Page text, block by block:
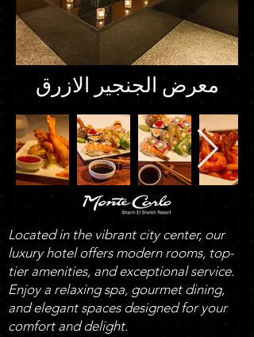
معرض الجنجير الازرق
Located in the vibrant city center, our
luxury hotel offers modern rooms, top-
tier amenities, and exceptional service.
Enjoy a relaxing spa, gourmet dining,
and elegant spaces designed for your
comfort and delight.